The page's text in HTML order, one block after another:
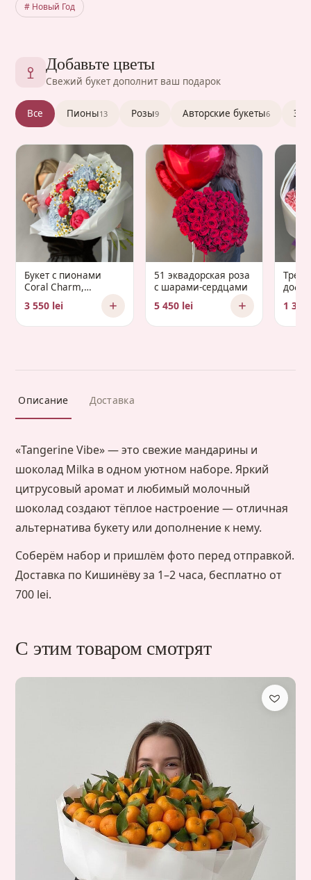
# Новый Год
Добавьте цветы
Свежий букет дополнит ваш подарок
Все Пионы13 Розы9 Авторские букеты6
Букет с пионами
Coral Charm,
ромашками
3 550 lei
51 эквадорская роза
с шарами-сердцами
5 450 lei 1
Описание Доставка
«Tangerine Vibe» — это свежие мандарины и
шоколад Milka в одном уютном наборе. Яркий
цитрусовый аромат и любимый молочный
шоколад создают тёплое настроение — отличная
альтернатива букету или дополнение к нему.
Соберём набор и пришлём фото перед отправкой.
Доставка по Кишинёву за 1–2 часа, бесплатно от
700 lei.
С этим товаром смотрят